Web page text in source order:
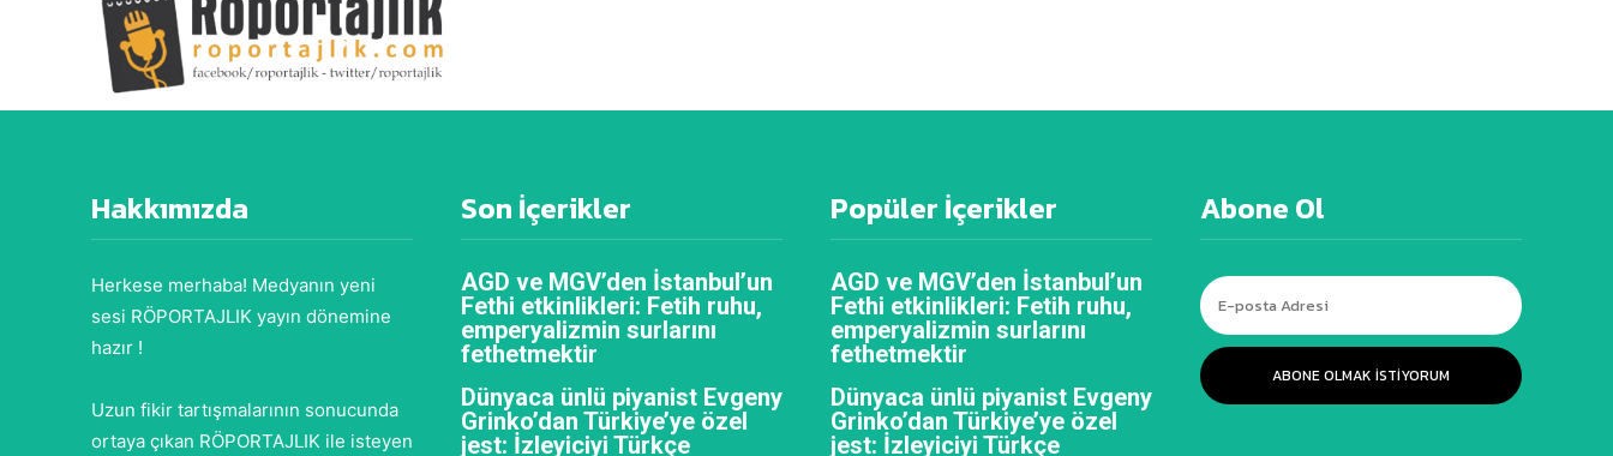
Hakkımızda
Herkese merhaba! Medyanın yeni
sesi RÖPORTAJLIK yayın dönemine
hazır !
Uzun fikir tartışmalarının sonucunda
ortaya çıkan RÖPORTAJLIK ile isteyen
Son İçerikler
AGD ve MGV’den İstanbul’un
Fethi etkinlikleri: Fetih ruhu,
emperyalizmin surlarını
fethetmektir
Dünyaca ünlü piyanist Evgeny
Grinko’dan Türkiye’ye özel
jest: İzleyiciyi Türkçe
Popüler İçerikler
AGD ve MGV’den İstanbul’un
Fethi etkinlikleri: Fetih ruhu,
emperyalizmin surlarını
fethetmektir
Dünyaca ünlü piyanist Evgeny
Grinko’dan Türkiye’ye özel
jest: İzleyiciyi Türkçe
Abone Ol
ABONE OLMAK ISTIYORUM